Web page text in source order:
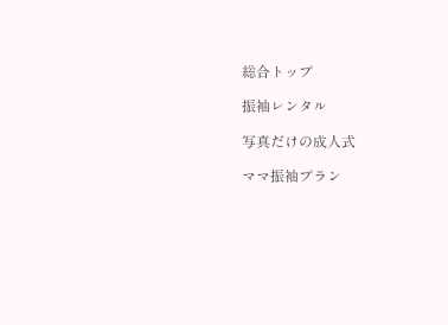
総合トップ
振袖レンタル
写真だけの成人式
ママ振袖プラン